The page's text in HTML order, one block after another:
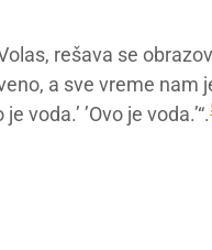
rešava se
a sve vreme nam
voda.’ ’Ovo je voda.’“.